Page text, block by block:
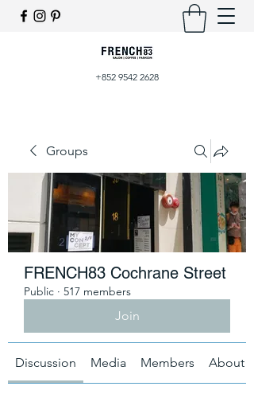
+852 9542 2628
Groups
FRENCH83 Cochrane Street
Public · 517 members
Join
Discussion Media Members About